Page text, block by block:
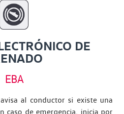
DE
EBA
al conductor si existe una
caso de emergencia, inicia por